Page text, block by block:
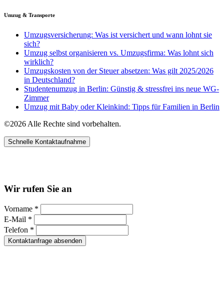
Umzug & Transporte
Umzugsversicherung: Was ist versichert und wann lohnt sie
sich?
Umzug selbst organisieren vs. Umzugsfirma: Was lohnt sich
wirklich?
Umzugskosten von der Steuer absetzen: Was gilt 2025/2026
in Deutschland?
Studentenumzug in Berlin: Günstig & stressfrei ins neue WG-
Zimmer
Umzug mit Baby oder Kleinkind: Tipps für Familien in Berlin
©2026 Alle Rechte sind vorbehalten.
Schnelle Kontaktaufnahme
Wir rufen Sie an
Vorname *
E-Mail *
Telefon *